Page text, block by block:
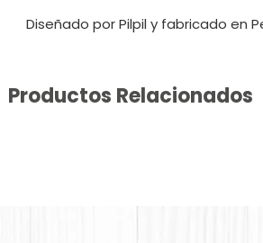
Diseñado por Pilpil y fabricado en
Productos Relacionados